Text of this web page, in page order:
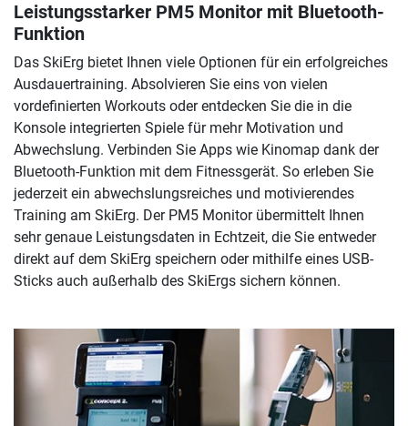
Leistungsstarker PM5 Monitor mit Bluetooth-
Funktion
Das SkiErg bietet Ihnen viele Optionen für ein erfolgreiches
Ausdauertraining. Absolvieren Sie eins von vielen
vordefinierten Workouts oder entdecken Sie die in die
Konsole integrierten Spiele für mehr Motivation und
Abwechslung. Verbinden Sie Apps wie Kinomap dank der
Bluetooth-Funktion mit dem Fitnessgerät. So erleben Sie
jederzeit ein abwechslungsreiches und motivierendes
Training am SkiErg. Der PM5 Monitor übermittelt Ihnen
sehr genaue Leistungsdaten in Echtzeit, die Sie entweder
direkt auf dem SkiErg speichern oder mithilfe eines USB-
Sticks auch außerhalb des SkiErgs sichern können.